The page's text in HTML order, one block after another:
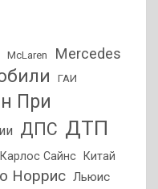
McLaren Mercedes
ГАИ
При
ДПС ДТП
Карлос Сайнс Китай
Норрис Льюис